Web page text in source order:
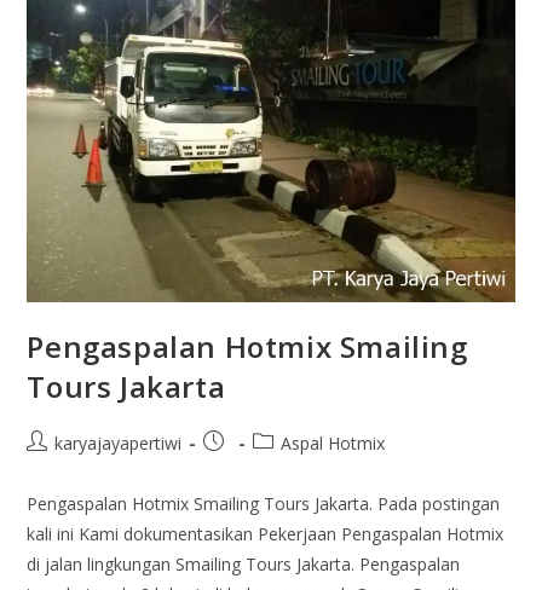
Pengaspalan Hotmix Smailing
Tours Jakarta
karyajayapertiwi Aspal Hotmix
Pengaspalan Hotmix Smailing Tours Jakarta. Pada postingan
kali ini Kami dokumentasikan Pekerjaan Pengaspalan Hotmix
di jalan lingkungan Smailing Tours Jakarta. Pengaspalan